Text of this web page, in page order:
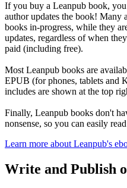
If you buy a Leanpub book,
author updates the book! Many
books in-progress, while they
updates, regardless of when
paid (including free).
Most Leanpub books are
EPUB (for phones, tablets and
includes are shown at the top
Finally, Leanpub books don't
nonsense, so you can easily
Learn more about Leanpub's
Write and Publish